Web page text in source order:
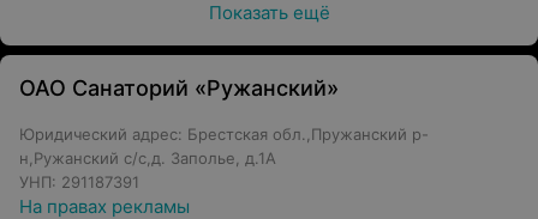
Показать ещё
ОАО Санаторий «Ружанский»
Юридический адрес: Брестская обл.,Пружанский р-
н,Ружанский с/с,д. Заполье, д.1А
УНП: 291187391
На правах рекламы